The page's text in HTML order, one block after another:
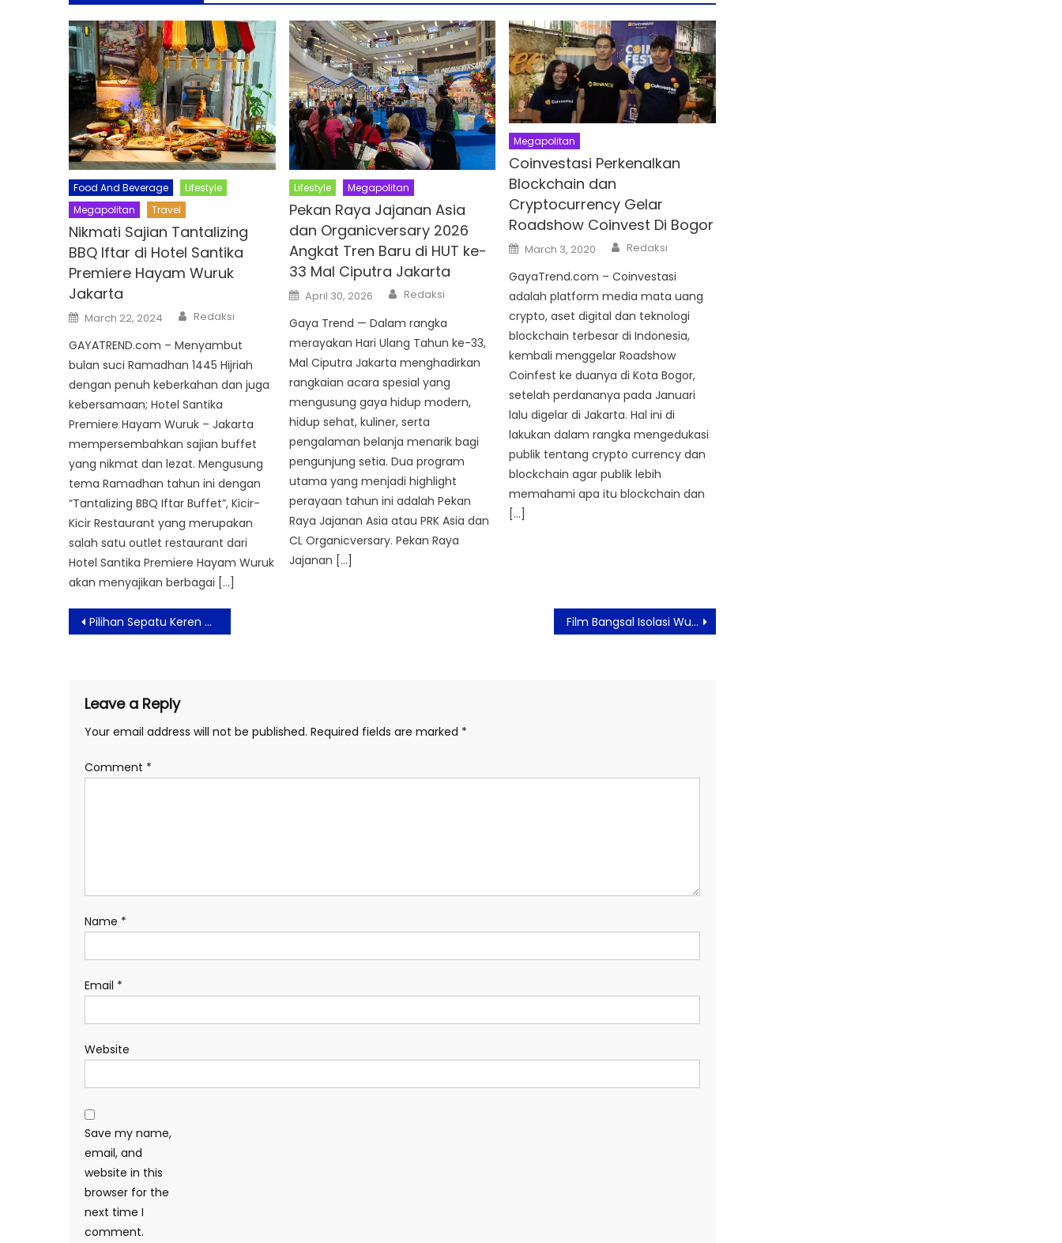
Food And Beverage
Lifestyle
Megapolitan
Travel
Nikmati Sajian Tantalizing
BBQ Iftar di Hotel Santika
Premiere Hayam Wuruk
Jakarta
Posted
on
March 22, 2024 Author
Redaksi
GAYATREND.com – Menyambut
bulan suci Ramadhan 1445 Hijriah
dengan penuh keberkahan dan juga
kebersamaan; Hotel Santika
Premiere Hayam Wuruk – Jakarta
mempersembahkan sajian buffet
yang nikmat dan lezat. Mengusung
tema Ramadhan tahun ini dengan
“Tantalizing BBQ Iftar Buffet”, Kicir-
Kicir Restaurant yang merupakan
salah satu outlet restaurant dari
Hotel Santika Premiere Hayam Wuruk
akan menyajikan berbagai […]
Lifestyle Megapolitan
Pekan Raya Jajanan Asia
dan Organicversary 2026
Angkat Tren Baru di HUT ke-
33 Mal Ciputra Jakarta
Posted
on
April 30, 2026 Author
Redaksi
Gaya Trend — Dalam rangka
merayakan Hari Ulang Tahun ke-33,
Mal Ciputra Jakarta menghadirkan
rangkaian acara spesial yang
mengusung gaya hidup modern,
hidup sehat, kuliner, serta
pengalaman belanja menarik bagi
pengunjung setia. Dua program
utama yang menjadi highlight
perayaan tahun ini adalah Pekan
Raya Jajanan Asia atau PRK Asia dan
CL Organicversary. Pekan Raya
Jajanan […]
Megapolitan
Coinvestasi Perkenalkan
Blockchain dan
Cryptocurrency Gelar
Roadshow Coinvest Di Bogor
Posted
on
March 3, 2020 Author
Redaksi
GayaTrend.com – Coinvestasi
adalah platform media mata uang
crypto, aset digital dan teknologi
blockchain terbesar di Indonesia,
kembali menggelar Roadshow
Coinfest ke duanya di Kota Bogor,
setelah perdananya pada Januari
lalu digelar di Jakarta. Hal ini di
lakukan dalam rangka mengedukasi
publik tentang crypto currency dan
blockchain agar publik lebih
memahami apa itu blockchain dan
[…]
Post
navigation
Pilihan Sepatu Keren & Nyaman ala New Balance Ke Festival Musik Film Bangsal Isolasi Wulan Guritno Berperan Sebagai Narapidana
Leave a Reply
Your email address will not be published. Required fields are marked *
Comment *
Name *
Email *
Website
Save my name,
email, and
website in this
browser for the
next time I
comment.